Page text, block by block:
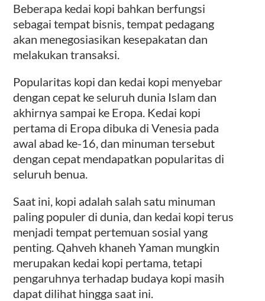
Beberapa kedai kopi bahkan berfungsi
sebagai tempat bisnis, tempat pedagang
akan menegosiasikan kesepakatan dan
melakukan transaksi.
Popularitas kopi dan kedai kopi menyebar
dengan cepat ke seluruh dunia Islam dan
akhirnya sampai ke Eropa. Kedai kopi
pertama di Eropa dibuka di Venesia pada
awal abad ke-16, dan minuman tersebut
dengan cepat mendapatkan popularitas di
seluruh benua.
Saat ini, kopi adalah salah satu minuman
paling populer di dunia, dan kedai kopi terus
menjadi tempat pertemuan sosial yang
penting. Qahveh khaneh Yaman mungkin
merupakan kedai kopi pertama, tetapi
pengaruhnya terhadap budaya kopi masih
dapat dilihat hingga saat ini.